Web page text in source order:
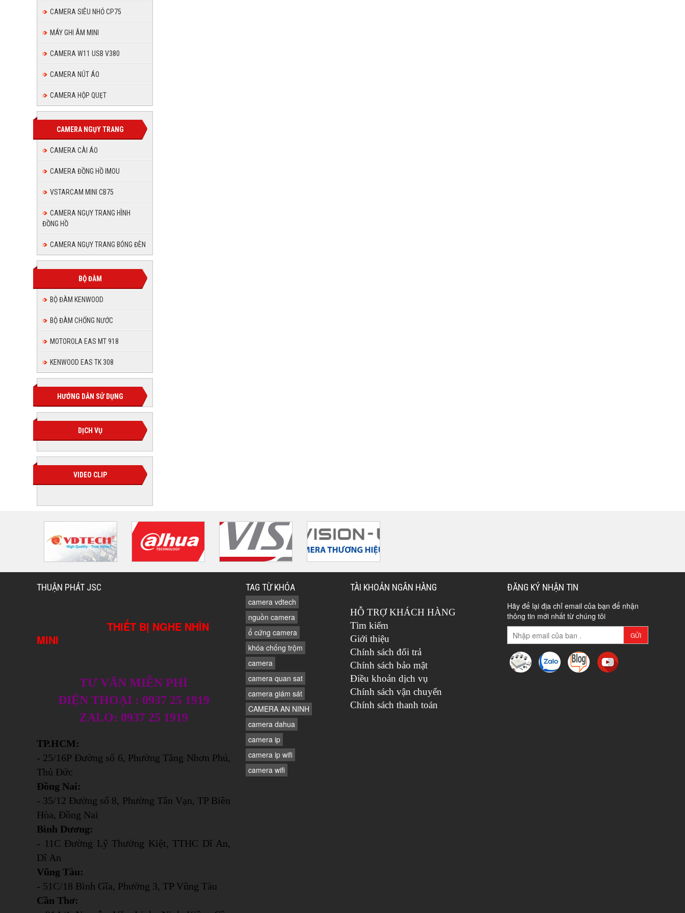
CAMERA SIÊU NHỎ CP75
MÁY GHI ÂM MINI
CAMERA W11 USB V380
CAMERA NÚT ÁO
CAMERA HỘP QUẸT
CAMERA NGỤY TRANG
CAMERA CÀI ÁO
CAMERA ĐỒNG HỒ IMOU
VSTARCAM MINI CB75
CAMERA NGỤY TRANG HÌNH
ĐỒNG HỒ
CAMERA NGỤY TRANG BÓNG ĐÈN
BỘ ĐÀM
BỘ ĐÀM KENWOOD
BỘ ĐÀM CHỐNG NƯỚC
MOTOROLA EAS MT 918
KENWOOD EAS TK 308
HƯỚNG DẪN SỬ DỤNG
DỊCH VỤ
VIDEO CLIP
THUẬN PHÁT JSC
THIẾT BỊ NGHE NHÌN
MINI
TƯ VẤN MIỄN PHÍ
ĐIỆN THOẠI : 0937 25 1919
ZALO: 0937 25 1919
TP.HCM:
- 25/16P Đường số 6, Phường Tăng Nhơn Phú,
Thủ Đức
Đồng Nai:
- 35/12 Đường số 8, Phường Tân Vạn, TP Biên
Hòa, Đồng Nai
Bình Dương:
- 11C Đường Lỹ Thường Kiệt, TTHC Dĩ An,
Dĩ An
Vũng Tàu:
- 51C/18 Bình Gĩa, Phường 3, TP Vũng Tàu
Cần Thơ:
TAG TỪ KHÓA
camera vdtech
nguồn camera
ổ cứng camera
khóa chống trộm
camera
camera quan sat
camera giám sát
CAMERA AN NINH
camera dahua
camera ip
camera ip wifi
camera wifi
TÀI KHOẢN NGÂN HÀNG
HỖ TRỢ KHÁCH HÀNG
Tìm kiếm
Giới thiệu
Chính sách đổi trả
Chính sách bảo mật
Điều khoản dịch vụ
Chính sách vận chuyển
Chính sách thanh toán
ĐĂNG KÝ NHẬN TIN
Hãy để lại địa chỉ email của bạn để nhận
thông tin mới nhất từ chúng tôi
GỬI